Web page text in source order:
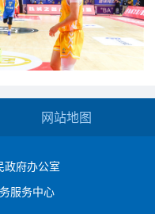
网站地图
政府办公室
服务中心